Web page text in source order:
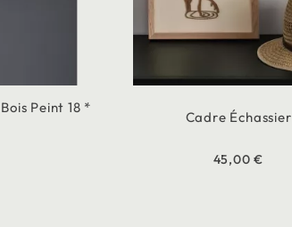
Peint 18 *
Cadre Échassier
45,00 €